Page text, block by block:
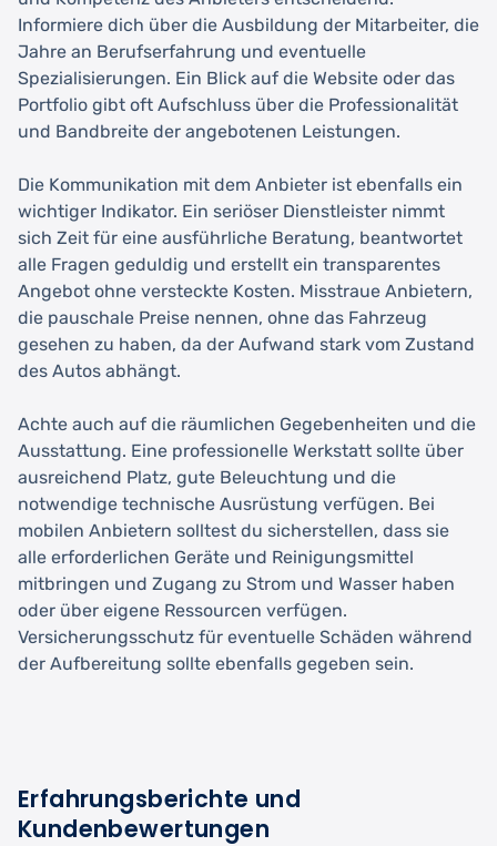
Informiere dich über die Ausbildung der Mitarbeiter, die
Jahre an Berufserfahrung und eventuelle
Spezialisierungen. Ein Blick auf die Website oder das
Portfolio gibt oft Aufschluss über die Professionalität
und Bandbreite der angebotenen Leistungen.
Die Kommunikation mit dem Anbieter ist ebenfalls ein
wichtiger Indikator. Ein seriöser Dienstleister nimmt
sich Zeit für eine ausführliche Beratung, beantwortet
alle Fragen geduldig und erstellt ein transparentes
Angebot ohne versteckte Kosten. Misstraue Anbietern,
die pauschale Preise nennen, ohne das Fahrzeug
gesehen zu haben, da der Aufwand stark vom Zustand
des Autos abhängt.
Achte auch auf die räumlichen Gegebenheiten und die
Ausstattung. Eine professionelle Werkstatt sollte über
ausreichend Platz, gute Beleuchtung und die
notwendige technische Ausrüstung verfügen. Bei
mobilen Anbietern solltest du sicherstellen, dass sie
alle erforderlichen Geräte und Reinigungsmittel
mitbringen und Zugang zu Strom und Wasser haben
oder über eigene Ressourcen verfügen.
Versicherungsschutz für eventuelle Schäden während
der Aufbereitung sollte ebenfalls gegeben sein.
Erfahrungsberichte und
Kundenbewertungen